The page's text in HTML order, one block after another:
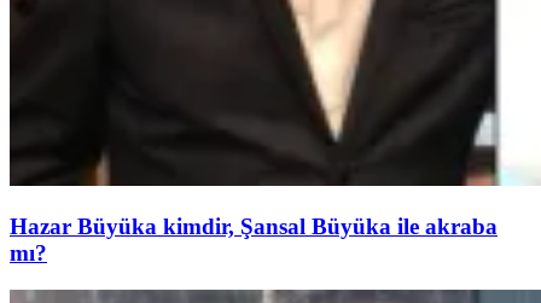
Hazar Büyüka kimdir, Şansal Büyüka ile akraba
mı?